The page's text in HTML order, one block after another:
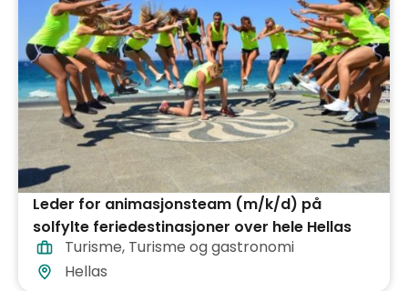
Leder for animasjonsteam (m/k/d) på
solfylte feriedestinasjoner over hele Hellas
Turisme, Turisme og gastronomi
Hellas